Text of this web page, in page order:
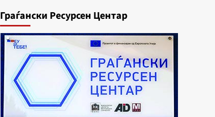
Граѓански Ресурсен Центар